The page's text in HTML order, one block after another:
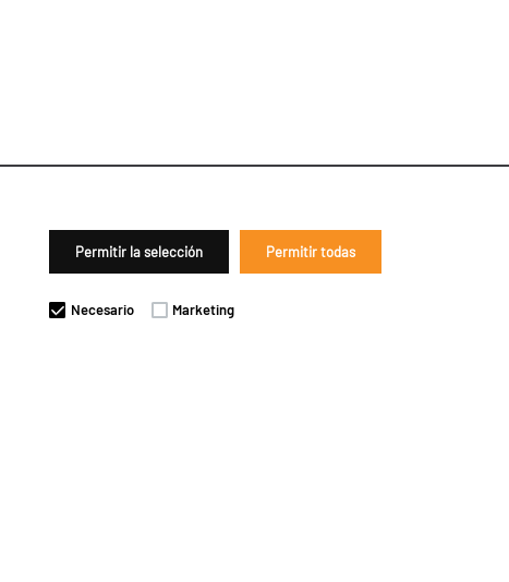
Permitir la selección Permitir todas
Necesario Marketing